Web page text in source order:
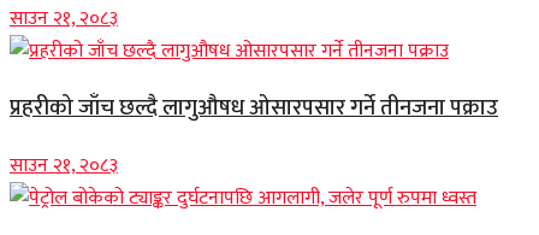
साउन २१, २०८३
प्रहरीको जाँच छल्दै लागुऔषध ओसारपसार गर्ने तीनजना पक्राउ
साउन २१, २०८३